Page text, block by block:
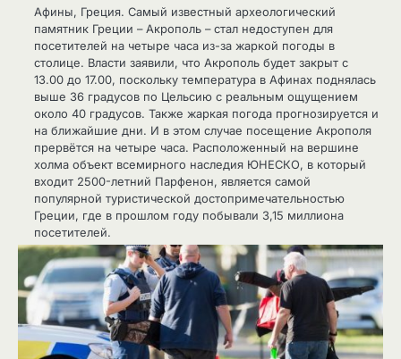
Афины, Греция. Самый известный археологический
памятник Греции – Акрополь – стал недоступен для
посетителей на четыре часа из-за жаркой погоды в
столице. Власти заявили, что Акрополь будет закрыт с
13.00 до 17.00, поскольку температура в Афинах поднялась
выше 36 градусов по Цельсию с реальным ощущением
около 40 градусов. Также жаркая погода прогнозируется и
на ближайшие дни. И в этом случае посещение Акрополя
прервётся на четыре часа. Расположенный на вершине
холма объект всемирного наследия ЮНЕСКО, в который
входит 2500-летний Парфенон, является самой
популярной туристической достопримечательностью
Греции, где в прошлом году побывали 3,15 миллиона
посетителей.